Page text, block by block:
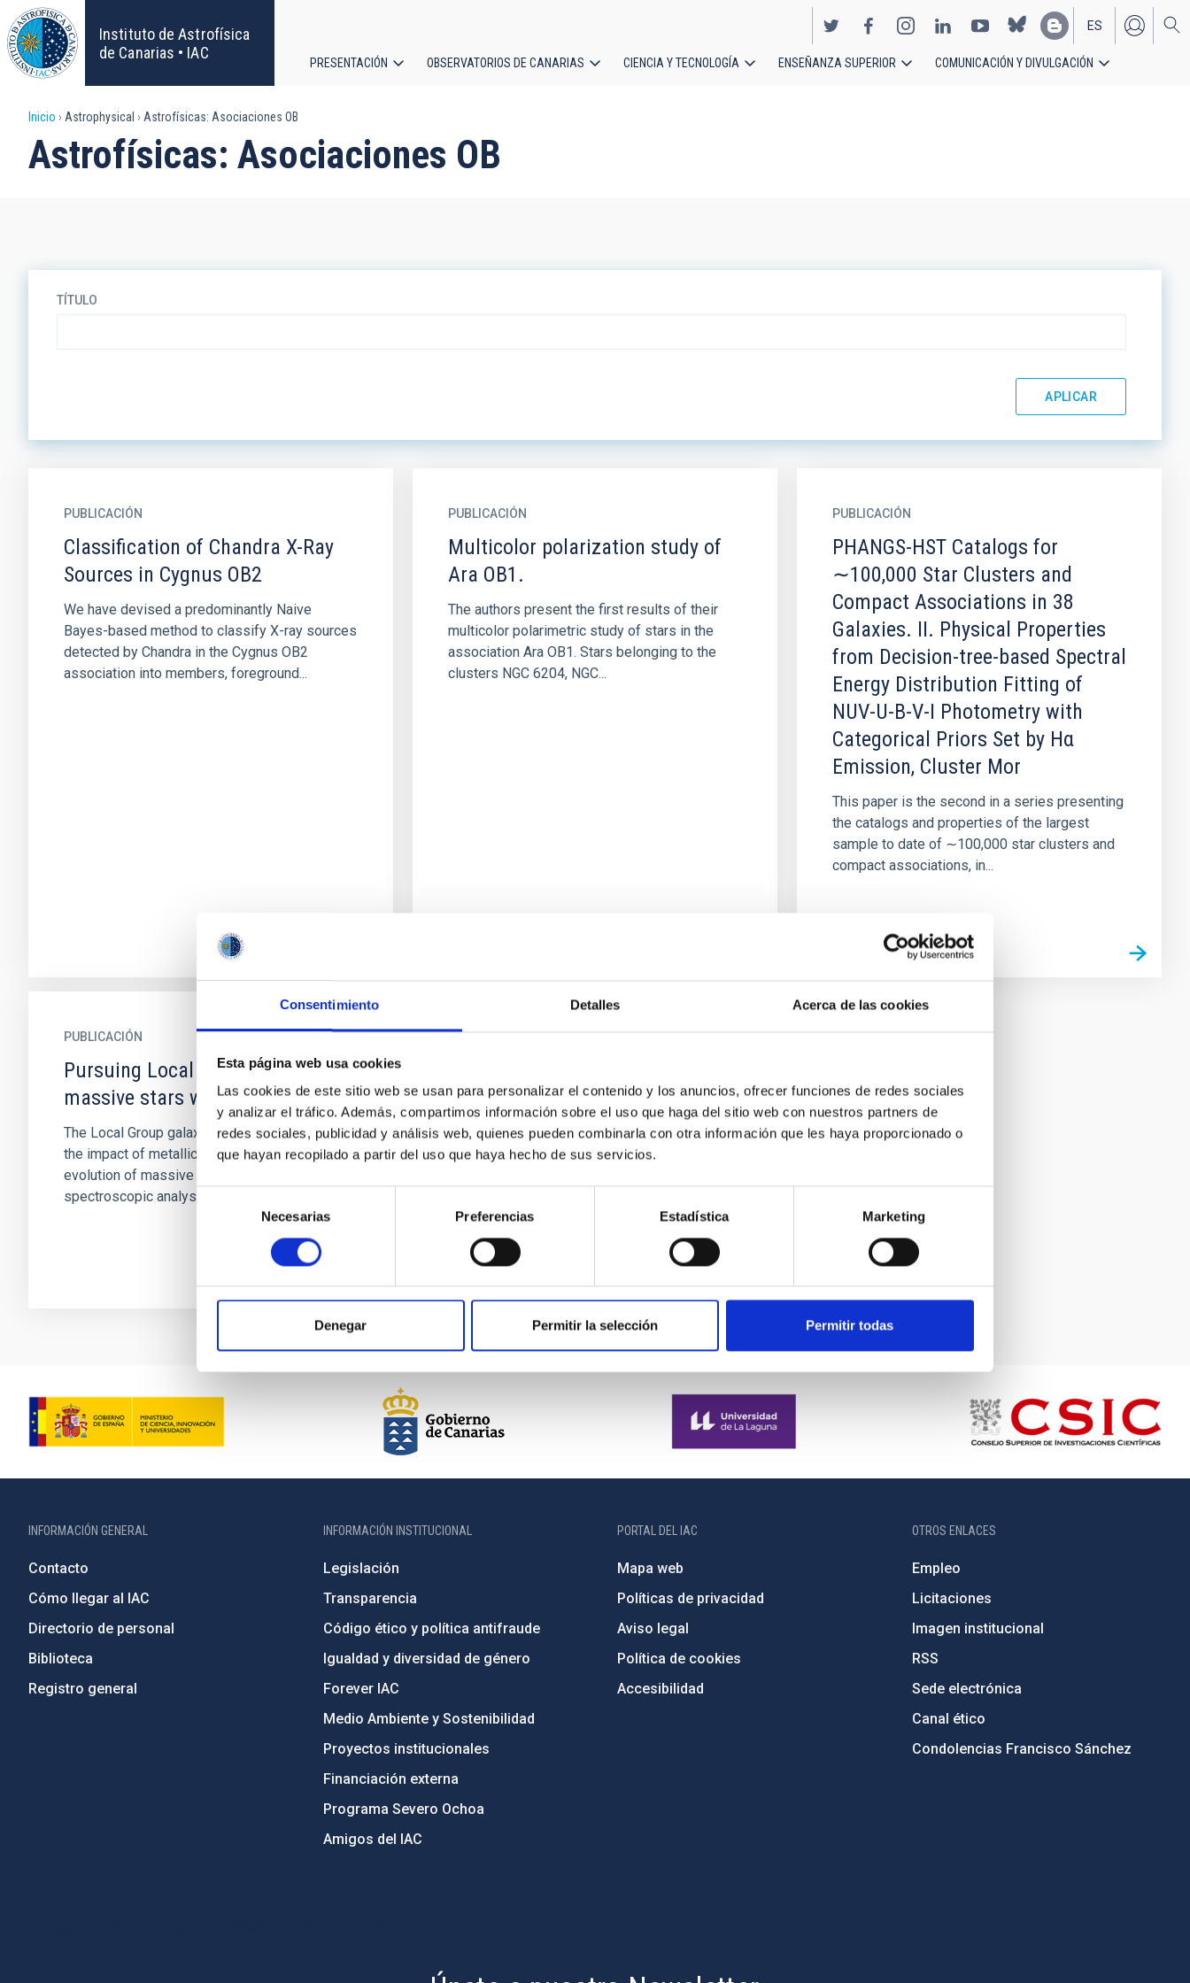
Consentimiento Detalles Acerca de las cookies
Esta página web usa cookies
Las cookies de este sitio web se usan para personalizar el contenido y los anuncios, ofrecer funciones de redes sociales
y analizar el tráfico. Además, compartimos información sobre el uso que haga del sitio web con nuestros partners de
redes sociales, publicidad y análisis web, quienes pueden combinarla con otra información que les haya proporcionado o
que hayan recopilado a partir del uso que haya hecho de sus servicios.
consentimiento
Necesarias Preferencias Estadística Marketing
Denegar Permitir la selección Permitir todas
Pasar
al
contenido
principal
Instituto de Astrofísica
de Canarias • IAC
EN
ES
principal
PRESENTACIÓN OBSERVATORIOS DE CANARIAS CIENCIA Y TECNOLOGÍA ENSEÑANZA SUPERIOR COMUNICACIÓN Y DIVULGACIÓN
Sobrescribir
enlaces
Inicio Astrophysical Astrofísicas: Asociaciones OB
Astrofísicas: Asociaciones OB
TÍTULO
PUBLICACIÓN
Classification of Chandra X-Ray
Sources in Cygnus OB2
We have devised a predominantly Naive
Bayes-based method to classify X-ray sources
detected by Chandra in the Cygnus OB2
association into members, foreground...
PUBLICACIÓN
Multicolor polarization study of
Ara OB1.
The authors present the first results of their
multicolor polarimetric study of stars in the
association Ara OB1. Stars belonging to the
clusters NGC 6204, NGC...
PUBLICACIÓN
PHANGS-HST Catalogs for
∼100,000 Star Clusters and
Compact Associations in 38
Galaxies. II. Physical Properties
from Decision-tree-based Spectral
Energy Distribution Fitting of
NUV-U-B-V-I Photometry with
Categorical Priors Set by Hα
Emission, Cluster Mor
This paper is the second in a series presenting
the catalogs and properties of the largest
sample to date of ∼100,000 star clusters and
compact associations, in...
PUBLICACIÓN
Pursuing Local Group blue
massive stars with WSO-ISSIS
The Local Group galaxies enable us to study
the impact of metallicity on the structure and
evolution of massive stars through
spectroscopic analyses. However...
INFORMACIÓN GENERAL
Contacto
Cómo llegar al IAC
Directorio de personal
Biblioteca
Registro general
INFORMACIÓN INSTITUCIONAL
Legislación
Transparencia
Código ético y política antifraude
Igualdad y diversidad de género
Forever IAC
Medio Ambiente y Sostenibilidad
Proyectos institucionales
Financiación externa
Programa Severo Ochoa
Amigos del IAC
PORTAL DEL IAC
Mapa web
Políticas de privacidad
Aviso legal
Política de cookies
Accesibilidad
OTROS ENLACES
Empleo
Licitaciones
Imagen institucional
RSS
Sede electrónica
Canal ético
Condolencias Francisco Sánchez